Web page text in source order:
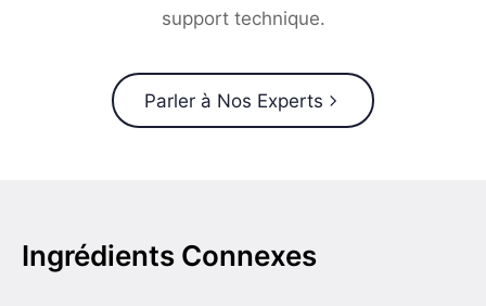
support technique.
Parler à Nos Experts
Ingrédients Connexes